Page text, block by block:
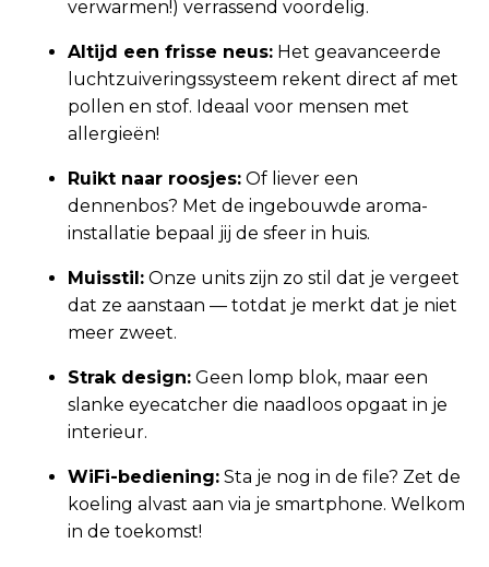
verwarmen!) verrassend voordelig.
Altijd een frisse neus:Het geavanceerde
luchtzuiveringssysteem rekent direct af met
pollen en stof. Ideaal voor mensen met
allergieën!
Ruikt naar roosjes:Of liever een
dennenbos? Met de ingebouwde aroma-
installatie bepaal jij de sfeer in huis.
Muisstil:Onze units zijn zo stil dat je vergeet
dat ze aanstaan — totdat je merkt dat je niet
meer zweet.
Strak design:Geen lomp blok, maar een
slanke eyecatcher die naadloos opgaat in je
interieur.
WiFi-bediening:Sta je nog in de file? Zet de
koeling alvast aan via je smartphone. Welkom
in de toekomst!